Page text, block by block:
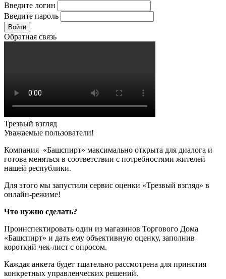
Введите логин
Введите пароль
Войти
Обратная связь
Трезвый взгляд
Уважаемые пользователи!
Компания «Башспирт» максимально открыта для диалога и
готова меняться в соответствии с потребностями жителей
нашей республики.
Для этого мы запустили сервис оценки «Трезвый взгляд» в
онлайн-режиме!
Что нужно сделать?
Проинспектировать один из магазинов Торгового Дома
«Башспирт» и дать ему объективную оценку, заполнив
короткий чек-лист с опросом.
Каждая анкета будет тщательно рассмотрена для принятия
конкретных управленческих решений.